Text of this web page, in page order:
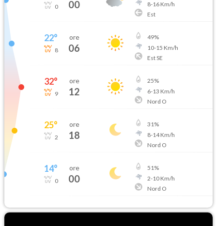
0 00
8-16Km/h
Est
22°
8
ore
06
49%
10-15 Km/h
Est SE
32°
9
ore
12
25%
6-13 Km/h
Nord O
25°
2
ore
18
31%
8-14Km/h
Nord O
14°
0
ore
00
51%
2-10Km/h
Nord O